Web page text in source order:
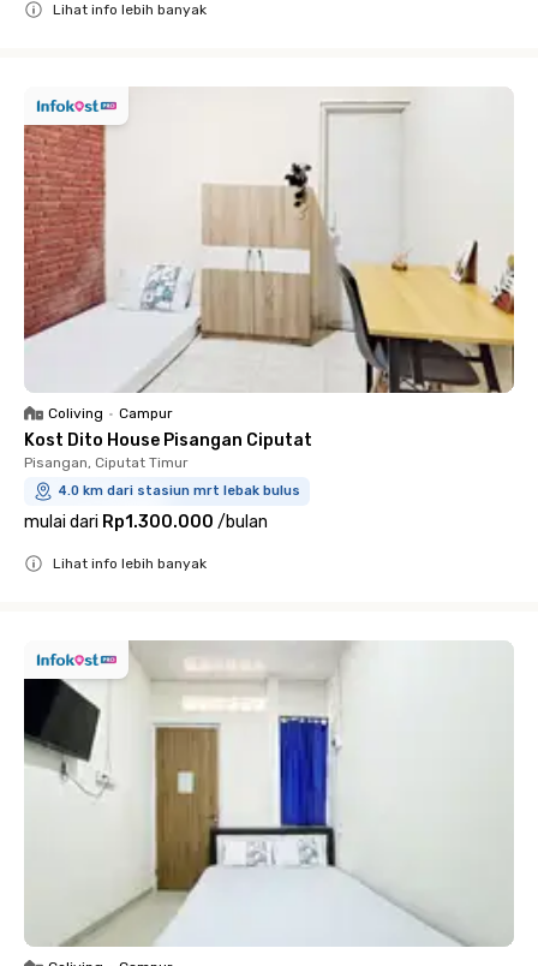
Lihat info lebih banyak
Coliving • Campur
Kost Dito House Pisangan Ciputat
Pisangan, Ciputat Timur
4.0 km dari stasiun mrt lebak bulus
mulai dari Rp1.300.000 /bulan
Lihat info lebih banyak